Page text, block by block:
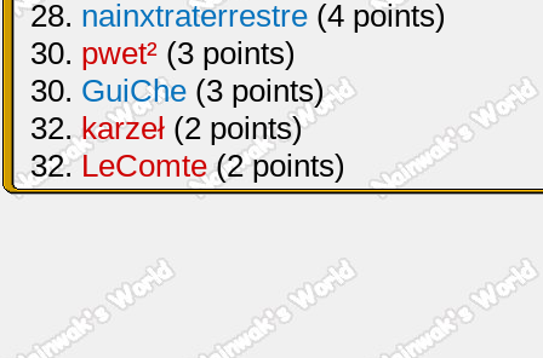
28. nainxtraterrestre (4 points)
30. pwet² (3 points)
30. GuiChe (3 points)
32.karzeł (2 points)
32.LeComte(2 points)